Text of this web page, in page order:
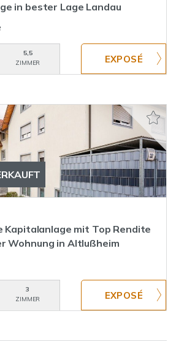
in bester Lage Landau
5,5
ZIMMER
Kapitalanlage mit Top Rendite
Wohnung in Altlußheim
3
ZIMMER